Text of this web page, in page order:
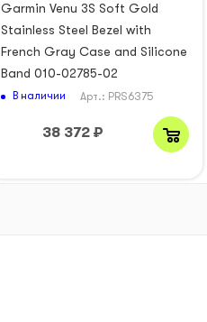
Garmin Venu 3S Soft Gold
Stainless Steel Bezel with
French Gray Case and Silicone
Band 010-02785-02
В наличии Арт.: PRS6375
38 372₽